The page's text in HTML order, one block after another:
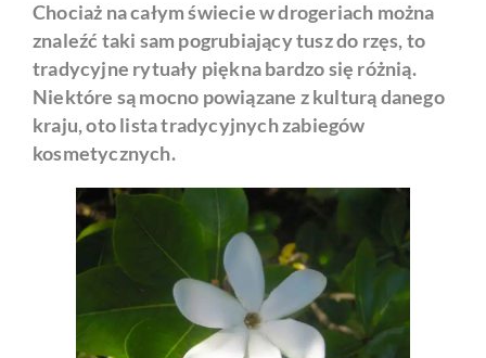
Chociaż na całym świecie w drogeriach można
znaleźć taki sam pogrubiający tusz do rzęs, to
tradycyjne rytuały piękna bardzo się różnią.
Niektóre są mocno powiązane z kulturą danego
kraju, oto lista tradycyjnych zabiegów
kosmetycznych.